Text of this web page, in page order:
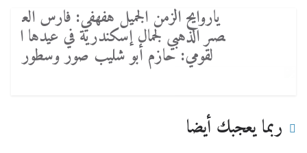
ياروايح الزمن الجميل هفهفي: فارس الع
صر الذهبي لجمال إسكندرية في عيدها ا
لقومي: حازم أبو شليب صور وسطور
ربما يعجبك أيضا